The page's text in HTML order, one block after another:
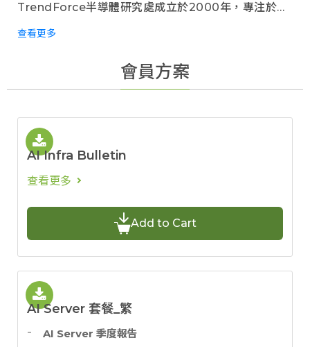
TrendForce半導體研究處成立於2000年，專注於
料中心等等記憶體產業鏈與半導體產業鏈相關資訊。提
趨勢、精闢研究報告等產業資訊。
查看更多
會員方案
AI Infra Bulletin
查看更多
Add to Cart
AI Server 套餐_繁
AI Server 季度報告